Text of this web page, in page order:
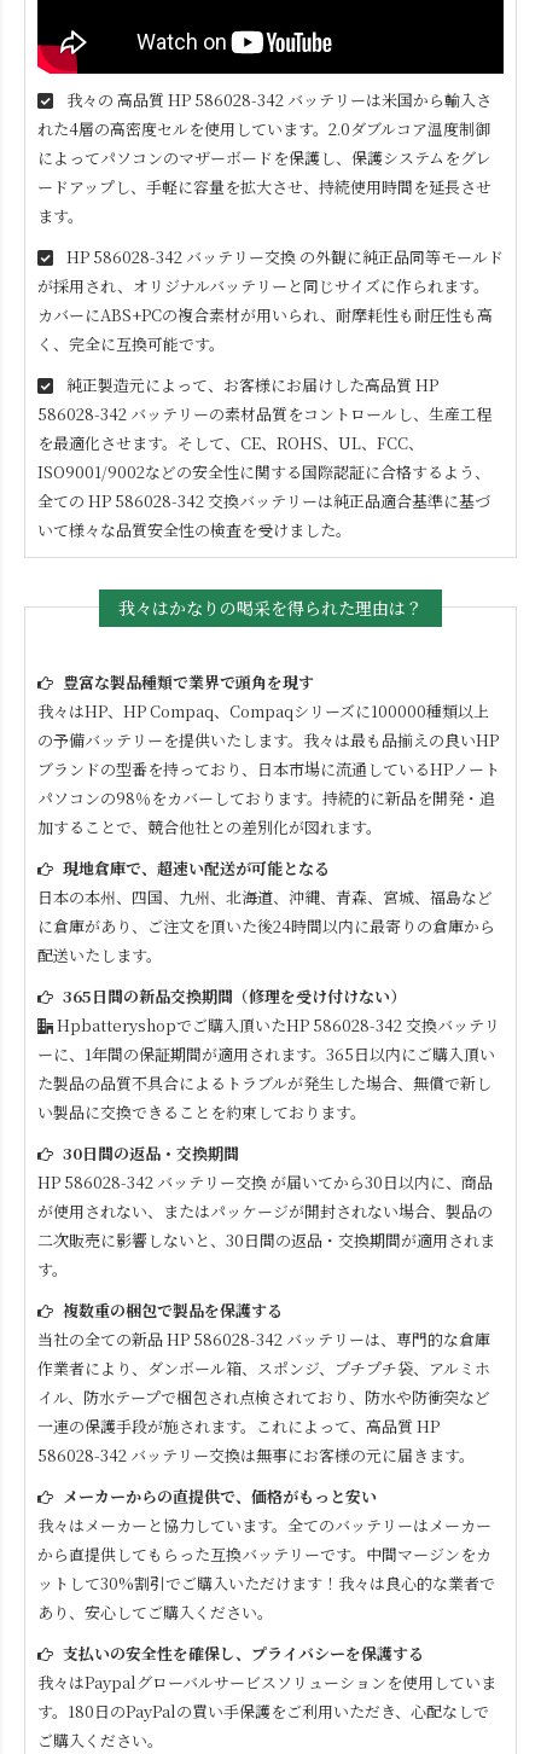
我々の 高品質 HP 586028-342 バッテリーは米国から輸入さ
れた4層の高密度セルを使用しています。2.0ダブルコア温度制御
によってパソコンのマザーボードを保護し、保護システムをグレ
ードアップし、手軽に容量を拡大させ、持続使用時間を延長させ
ます。
HP 586028-342 バッテリー交換 の外観に純正品同等モールド
が採用され、オリジナルバッテリーと同じサイズに作られます。
カバーにABS+PCの複合素材が用いられ、耐摩耗性も耐圧性も高
く、完全に互換可能です。
純正製造元によって、お客様にお届けした高品質 HP
586028-342 バッテリーの素材品質をコントロールし、生産工程
を最適化させます。そして、CE、ROHS、UL、FCC、
ISO9001/9002などの安全性に関する国際認証に合格するよう、
全ての HP 586028-342交換バッテリーは純正品適合基準に基づ
いて様々な品質安全性の検査を受けました。
我々はかなりの喝采を得られた理由は？
豊富な製品種類で業界で頭角を現す
我々はHP、HP Compaq、Compaqシリーズに100000種類以上
の予備バッテリーを提供いたします。我々は最も品揃えの良いHP
ブランドの型番を持っており、日本市場に流通しているHPノート
パソコンの98％をカバーしております。持続的に新品を開発・追
加することで、競合他社との差別化が図れます。
現地倉庫で、超速い配送が可能となる
日本の本州、四国、九州、北海道、沖縄、青森、宮城、福島など
に倉庫があり、ご注文を頂いた後24時間以内に最寄りの倉庫から
配送いたします。
365日間の新品交換期間（修理を受け付けない）
Hpbatteryshopでご購入頂いたHP 586028-342交換バッテリ
ーに、1年間の保証期間が適用されます。365日以内にご購入頂い
た製品の品質不具合によるトラブルが発生した場合、無償で新し
い製品に交換できることを約束しております。
30日間の返品・交換期間
HP 586028-342 バッテリー交換 が届いてから30日以内に、商品
が使用されない、またはパッケージが開封されない場合、製品の
二次販売に影響しないと、30日間の返品・交換期間が適用されま
す。
複数重の梱包で製品を保護する
当社の全ての新品HP 586028-342 バッテリーは、専門的な倉庫
作業者により、ダンボール箱、スポンジ、プチプチ袋、アルミホ
イル、防水テープで梱包され点検されており、防水や防衝突など
一連の保護手段が施されます。これによって、高品質 HP
586028-342 バッテリー交換は無事にお客様の元に届きます。
メーカーからの直提供で、価格がもっと安い
我々はメーカーと協力しています。全てのバッテリーはメーカー
から直提供してもらった互換バッテリーです。中間マージンをカ
ットして30%割引でご購入いただけます！我々は良心的な業者で
あり、安心してご購入ください。
支払いの安全性を確保し、プライバシーを保護する
我々はPaypalグローバルサービスソリューションを使用していま
す。180日のPayPalの買い手保護をご利用いただき、心配なしで
ご購入ください。